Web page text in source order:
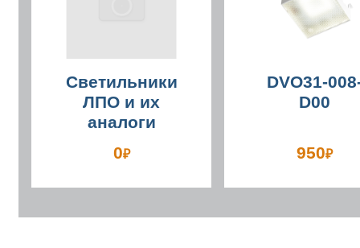
Светильники
ЛПО и их
аналоги
0₽
DVO31-
D00
950₽